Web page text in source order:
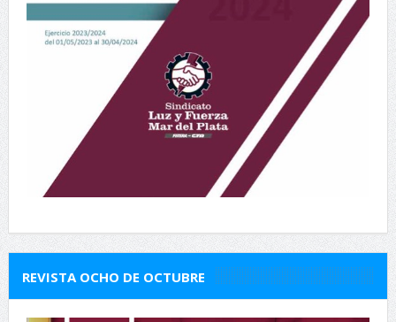
REVISTA OCHO DE OCTUBRE